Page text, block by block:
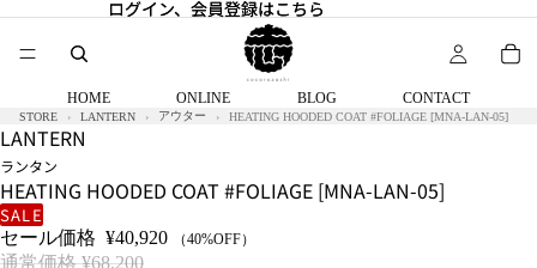
ログイン、会員登録はこちら
ログイン、会員登録はこちら
HOME ONLINE BLOG CONTACT
STORE LANTERN アウター HEATING HOODED COAT #FOLIAGE [MNA-LAN-05]
LANTERN
ランタン
HEATING HOODED COAT #FOLIAGE [MNA-LAN-05]
SALE
セール価格 ¥40,920 （40%OFF）
通常価格¥68,200